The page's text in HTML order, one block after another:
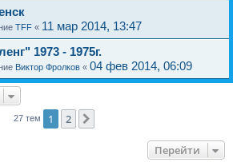
TFF « 11 мар 2014, 13:47
1973 - 1975г.
Виктор Фролков « 04 фев 2014, 06:09
27 тем 1 2
Перейти